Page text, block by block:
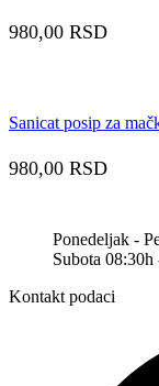
980,00 RSD
Sanicat posip za
980,00 RSD
Ponedeljak -
Subota 08:30h
Kontakt podaci